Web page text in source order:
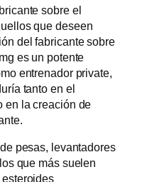
sobre el
que deseen
del fabricante sobre
es un potente
entrenador private,
tanto en el
en la creación de
pesas, levantadores
que más suelen